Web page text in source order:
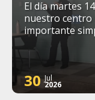
El día martes
nuestro centro
importante
30 Jul
2026